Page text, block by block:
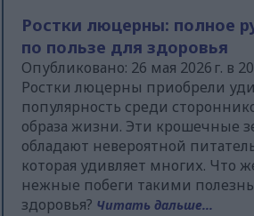
Ростки люцерны: полное
по пользе для здоровья
Опубликовано: 26 мая 2026 г. в
Ростки люцерны приобрели
популярность среди
образа жизни. Эти крошечные
обладают невероятной
которая удивляет многих. Что
нежные побеги такими
здоровья? Читать дальше...